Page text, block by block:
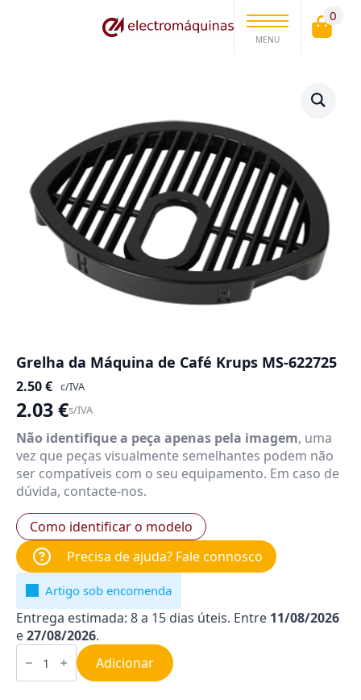
MENU
0
Grelha da Máquina de Café Krups MS-622725
2.50€ c/IVA
2.03€s/IVA
Não identifique a peça apenas pela imagem, uma
vez que peças visualmente semelhantes podem não
ser compatíveis com o seu equipamento. Em caso de
dúvida, contacte-nos.
Como identificar o modelo
Precisa de ajuda? Fale connosco
Artigo sob encomenda
Entrega estimada: 8 a 15 dias úteis. Entre 11/08/2026
e27/08/2026.
Quantidade
de
Grelha
da
Adicionar